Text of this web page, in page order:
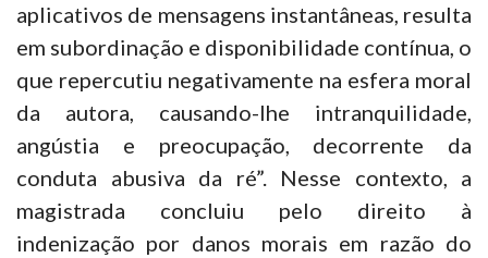
aplicativos de mensagens instantâneas, resulta
em subordinação e disponibilidade contínua, o
que repercutiu negativamente na esfera moral
da autora, causando-lhe intranquilidade,
angústia e preocupação, decorrente da
conduta abusiva da ré”. Nesse contexto, a
magistrada concluiu pelo direito à
indenização por danos morais em razão do